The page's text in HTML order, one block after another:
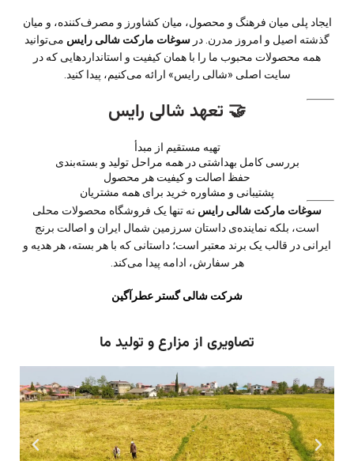
ایجاد پلی میان فرهنگ و محصول، میان کشاورز و مصرف‌کننده، و میان
گذشته اصیل و امروز مدرن. در سوغات مارکت شالی رایس می‌توانید
همه محصولات محبوب ما را با همان کیفیت و استانداردهایی که در
سایت اصلی «شالی رایس» ارائه می‌کنیم، پیدا کنید.
🤝 تعهد شالی رایس
تهیه مستقیم از مبدأ
بررسی کامل بهداشتی در همه مراحل تولید و بسته‌بندی
حفظ اصالت و کیفیت هر محصول
پشتیبانی و مشاوره خرید برای همه مشتریان
سوغات مارکت شالی رایس نه تنها یک فروشگاه محصولات محلی
است، بلکه نماینده‌ی داستان سرزمین شمال ایران و اصالت برنج
ایرانی در قالب یک برند معتبر است؛ داستانی که با هر بسته، هر هدیه و
هر سفارش، ادامه پیدا می‌کند.
شرکت شالی گستر عطرآگین
تصاویری از مزارع و تولید ما